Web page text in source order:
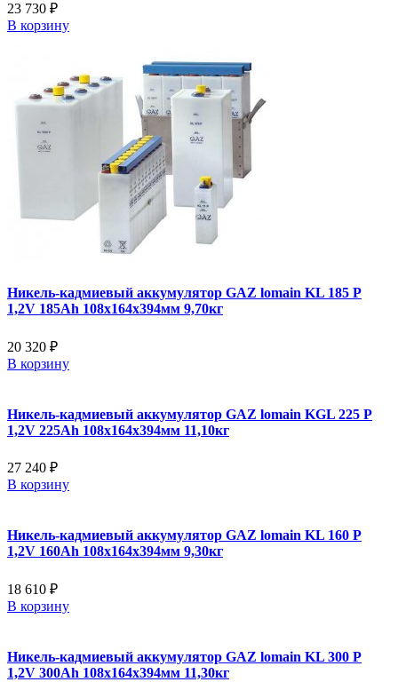
23 730 ₽
В корзину
Никель-кадмиевый аккумулятор GAZ lomain KL 185 P
1,2V 185Ah 108x164x394мм 9,70кг
20 320 ₽
В корзину
Никель-кадмиевый аккумулятор GAZ lomain KGL 225 P
1,2V 225Ah 108x164x394мм 11,10кг
27 240 ₽
В корзину
Никель-кадмиевый аккумулятор GAZ lomain KL 160 P
1,2V 160Ah 108x164x394мм 9,30кг
18 610 ₽
В корзину
Никель-кадмиевый аккумулятор GAZ lomain KL 300 P
1,2V 300Ah 108x164x394мм 11,30кг